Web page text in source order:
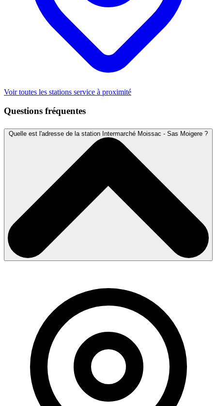
Voir toutes les stations service à proximité
Questions fréquentes
Quelle est l'adresse de la station Intermarché Moissac - Sas Moigere ?